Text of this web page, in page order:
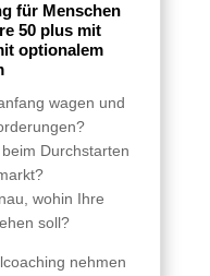
für Menschen
50 plus mit
optionalem
wagen und
Durchstarten
wohin Ihre
soll?
nehmen